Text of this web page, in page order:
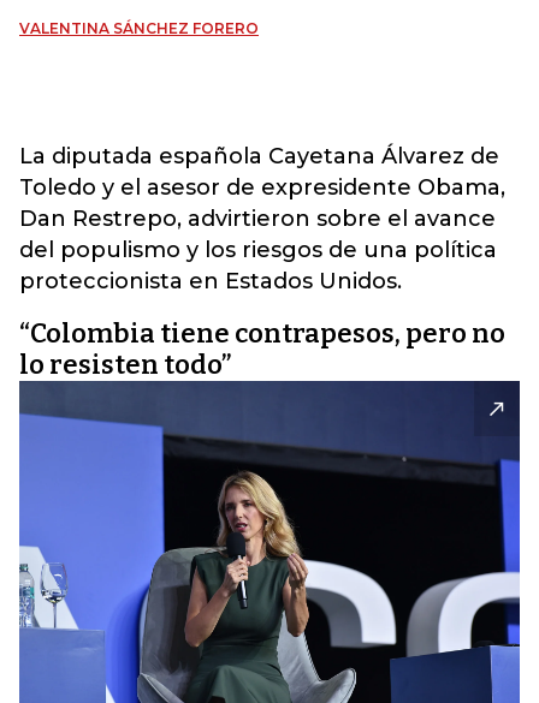
VALENTINA SÁNCHEZ FORERO
La diputada española Cayetana Álvarez de
Toledo y el asesor de expresidente Obama,
Dan Restrepo, advirtieron sobre el avance
del populismo y los riesgos de una política
proteccionista en Estados Unidos.
“Colombia tiene contrapesos, pero no
lo resisten todo”